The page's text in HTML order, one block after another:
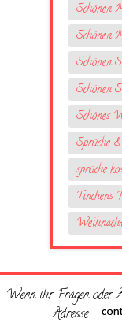
Schönen
Schönen
Schönen
Schönen
Schönes
Sprüche
sprüche
Tinchens
Wenn ihr Fragen oder
Adresse